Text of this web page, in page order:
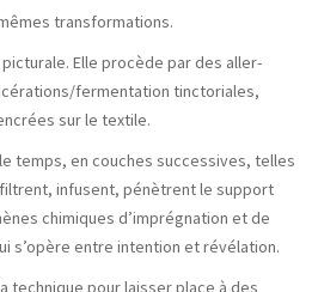
transformations.
Elle procède par des aller-
fermentation tinctoriales,
sur le textile.
temps, en couches successives, telles
infusent, pénètrent le support
chimiques d’imprégnation et de
s’opère entre intention et révélation.
technique pour laisser place à des